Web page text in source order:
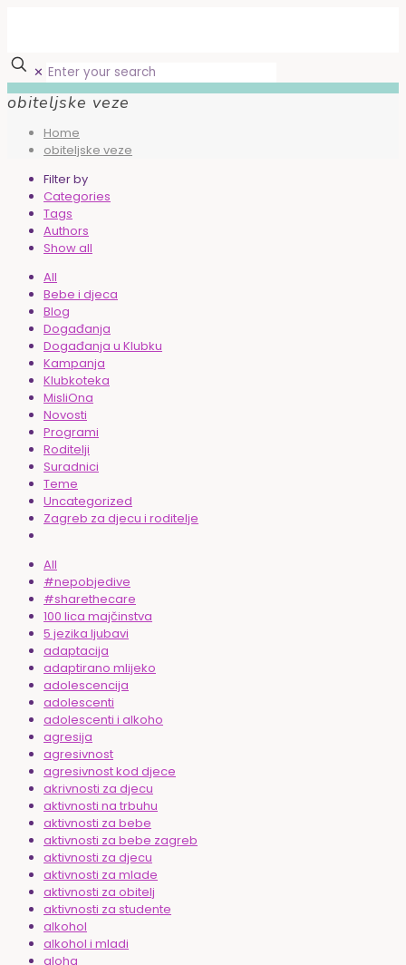
✕
obiteljske veze
Home
obiteljske veze
Filter by
Categories
Tags
Authors
Show all
All
Bebe i djeca
Blog
Događanja
Događanja u Klubku
Kampanja
Klubkoteka
MisliOna
Novosti
Programi
Roditelji
Suradnici
Teme
Uncategorized
Zagreb za djecu i roditelje
All
#nepobjedive
#sharethecare
100 lica majčinstva
5 jezika ljubavi
adaptacija
adaptirano mlijeko
adolescencija
adolescenti
adolescenti i alkoho
agresija
agresivnost
agresivnost kod djece
akrivnosti za djecu
aktivnosti na trbuhu
aktivnosti za bebe
aktivnosti za bebe zagreb
aktivnosti za djecu
aktivnosti za mlade
aktivnosti za obitelj
aktivnosti za studente
alkohol
alkohol i mladi
aloha